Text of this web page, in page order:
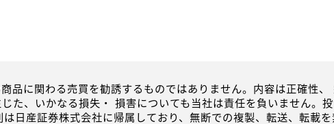
品に関わる売買を勧誘するものではありません。内容は正確性
た、いかなる損失・ 損害についても当社は責任を負いません。
日産証券株式会社に帰属しており、無断での複製、転送、転載を